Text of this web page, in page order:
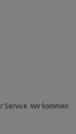
Wir kommen